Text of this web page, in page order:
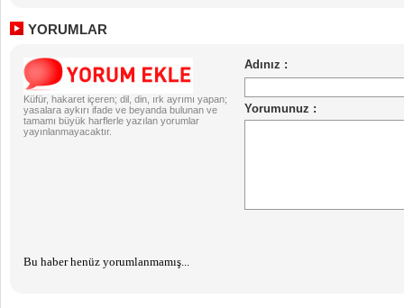
YORUMLAR
Küfür, hakaret içeren; dil, din, ırk ayrımı yapan;
yasalara aykırı ifade ve beyanda bulunan ve
tamamı büyük harflerle yazılan yorumlar
yayınlanmayacaktır.
Bu haber henüz yorumlanmamış...